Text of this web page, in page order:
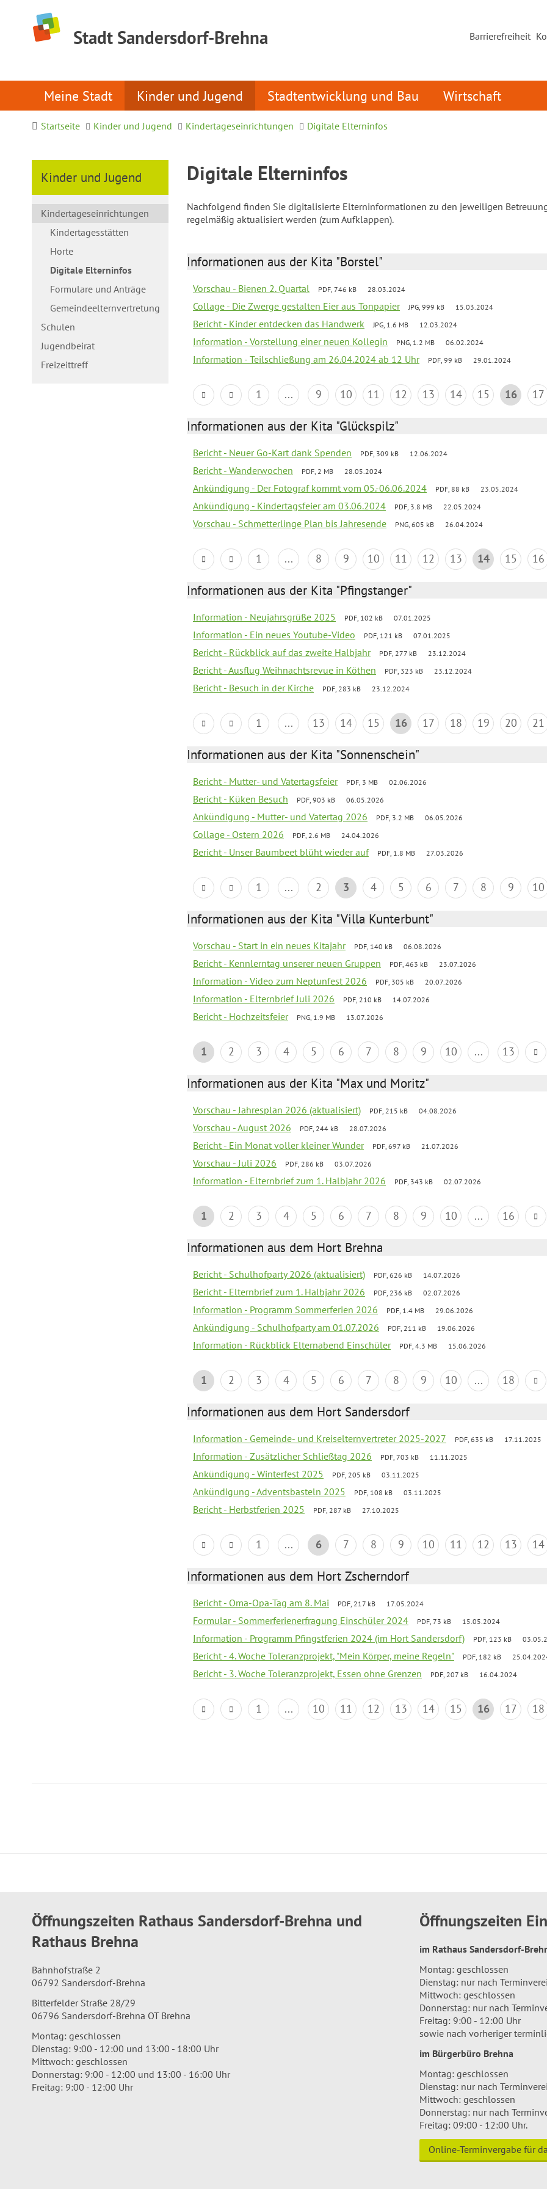
Stadt Sandersdorf-Brehna Barrierefreiheit
Meine Stadt Kinder und Jugend Stadtentwicklung und Bau Wirtschaft
Startseite Kinder und Jugend Kindertageseinrichtungen Digitale Elterninfos
Kinder und Jugend
Kindertageseinrichtungen
Kindertagesstätten
Horte
Digitale Elterninfos
Formulare und Anträge
Gemeindeelternvertretung
Schulen
Jugendbeirat
Freizeittreff
Digitale Elterninfos
Nachfolgend finden Sie digitalisierte Elterninformationen zu den jeweiligen
regelmäßig aktualisiert werden (zum Aufklappen).
Informationen aus der Kita "Borstel"
Vorschau - Bienen 2. Quartal PDF, 746 kB 28.03.2024
Collage - Die Zwerge gestalten Eier aus Tonpapier JPG, 999 kB 15.03.2024
Bericht - Kinder entdecken das Handwerk JPG, 1.6 MB 12.03.2024
Information - Vorstellung einer neuen Kollegin PNG, 1.2 MB 06.02.2024
Information - Teilschließung am 26.04.2024 ab 12 Uhr PDF, 99 kB 29.01.2024
1 ... 9 10 11 12 13 14 15 16 17
Informationen aus der Kita "Glückspilz"
Bericht - Neuer Go-Kart dank Spenden PDF, 309 kB 12.06.2024
Bericht - Wanderwochen PDF, 2 MB 28.05.2024
Ankündigung - Der Fotograf kommt vom 05.-06.06.2024 PDF, 88 kB 23.05.2024
Ankündigung - Kindertagsfeier am 03.06.2024 PDF, 3.8 MB 22.05.2024
Vorschau - Schmetterlinge Plan bis Jahresende PNG, 605 kB 26.04.2024
1 ... 8 9 10 11 12 13 14 15 16
Informationen aus der Kita "Pfingstanger"
Information - Neujahrsgrüße 2025 PDF, 102 kB 07.01.2025
Information - Ein neues Youtube-Video PDF, 121 kB 07.01.2025
Bericht - Rückblick auf das zweite Halbjahr PDF, 277 kB 23.12.2024
Bericht - Ausflug Weihnachtsrevue in Köthen PDF, 323 kB 23.12.2024
Bericht - Besuch in der Kirche PDF, 283 kB 23.12.2024
1 ... 13 14 15 16 17 18 19 20 21
Informationen aus der Kita "Sonnenschein"
Bericht - Mutter- und Vatertagsfeier PDF, 3 MB 02.06.2026
Bericht - Küken Besuch PDF, 903 kB 06.05.2026
Ankündigung - Mutter- und Vatertag 2026 PDF, 3.2 MB 06.05.2026
Collage - Ostern 2026 PDF, 2.6 MB 24.04.2026
Bericht - Unser Baumbeet blüht wieder auf PDF, 1.8 MB 27.03.2026
1 ... 2 3 4 5 6 7 8 9 10
Informationen aus der Kita "Villa Kunterbunt"
Vorschau - Start in ein neues Kitajahr PDF, 140 kB 06.08.2026
Bericht - Kennlerntag unserer neuen Gruppen PDF, 463 kB 23.07.2026
Information - Video zum Neptunfest 2026 PDF, 305 kB 20.07.2026
Information - Elternbrief Juli 2026 PDF, 210 kB 14.07.2026
Bericht - Hochzeitsfeier PNG, 1.9 MB 13.07.2026
1 2 3 4 5 6 7 8 9 10 ... 13
Informationen aus der Kita "Max und Moritz"
Vorschau - Jahresplan 2026 (aktualisiert) PDF, 215 kB 04.08.2026
Vorschau - August 2026 PDF, 244 kB 28.07.2026
Bericht - Ein Monat voller kleiner Wunder PDF, 697 kB 21.07.2026
Vorschau - Juli 2026 PDF, 286 kB 03.07.2026
Information - Elternbrief zum 1. Halbjahr 2026 PDF, 343 kB 02.07.2026
1 2 3 4 5 6 7 8 9 10 ... 16
Informationen aus dem Hort Brehna
Bericht - Schulhofparty 2026 (aktualisiert) PDF, 626 kB 14.07.2026
Bericht - Elternbrief zum 1. Halbjahr 2026 PDF, 236 kB 02.07.2026
Information - Programm Sommerferien 2026 PDF, 1.4 MB 29.06.2026
Ankündigung - Schulhofparty am 01.07.2026 PDF, 211 kB 19.06.2026
Information - Rückblick Elternabend Einschüler PDF, 4.3 MB 15.06.2026
1 2 3 4 5 6 7 8 9 10 ... 18
Informationen aus dem Hort Sandersdorf
Information - Gemeinde- und Kreiselternvertreter 2025-2027 PDF, 635 kB 17.11.2025
Information - Zusätzlicher Schließtag 2026 PDF, 703 kB 11.11.2025
Ankündigung - Winterfest 2025 PDF, 205 kB 03.11.2025
Ankündigung - Adventsbasteln 2025 PDF, 108 kB 03.11.2025
Bericht - Herbstferien 2025 PDF, 287 kB 27.10.2025
1 ... 6 7 8 9 10 11 12 13 14
Informationen aus dem Hort Zscherndorf
Bericht - Oma-Opa-Tag am 8. Mai PDF, 217 kB 17.05.2024
Formular - Sommerferienerfragung Einschüler 2024 PDF, 73 kB 15.05.2024
Information - Programm Pfingstferien 2024 (im Hort Sandersdorf) PDF, 123 kB
Bericht - 4. Woche Toleranzprojekt, "Mein Körper, meine Regeln" PDF, 182 kB
Bericht - 3. Woche Toleranzprojekt, Essen ohne Grenzen PDF, 207 kB 16.04.2024
1 ... 10 11 12 13 14 15 16 17 18
Öffnungszeiten Rathaus Sandersdorf-Brehna und
Rathaus Brehna
Bahnhofstraße 2
06792 Sandersdorf-Brehna
Bitterfelder Straße 28/29
06796 Sandersdorf-Brehna OT Brehna
Montag: geschlossen
Dienstag: 9:00 - 12:00 und 13:00 - 18:00 Uhr
Mittwoch: geschlossen
Donnerstag: 9:00 - 12:00 und 13:00 - 16:00 Uhr
Freitag: 9:00 - 12:00 Uhr
Öffnungszeiten
im Rathaus Sandersdorf-
Montag: geschlossen
Dienstag: nur nach
Mittwoch: geschlossen
Donnerstag: nur nach
Freitag: 9:00 - 12:00 Uhr
sowie nach vorheriger
im Bürgerbüro Brehna
Montag: geschlossen
Dienstag: nur nach
Mittwoch: geschlossen
Donnerstag: nur nach
Freitag: 09:00 - 12:00 Uhr.
Online-Terminvergabe für